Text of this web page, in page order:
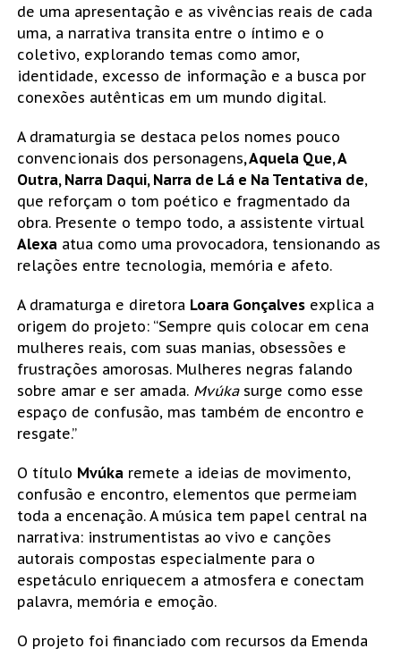
de uma apresentação e as vivências reais de cada
uma, a narrativa transita entre o íntimo e o
coletivo, explorando temas como amor,
identidade, excesso de informação e a busca por
conexões autênticas em um mundo digital.
A dramaturgia se destaca pelos nomes pouco
convencionais dos personagens, Aquela Que, A
Outra, Narra Daqui, Narra de Lá e Na Tentativa de,
que reforçam o tom poético e fragmentado da
obra. Presente o tempo todo, a assistente virtual
Alexa atua como uma provocadora, tensionando as
relações entre tecnologia, memória e afeto.
A dramaturga e diretora Loara Gonçalves explica a
origem do projeto: “Sempre quis colocar em cena
mulheres reais, com suas manias, obsessões e
frustrações amorosas. Mulheres negras falando
sobre amar e ser amada. Mvúka surge como esse
espaço de confusão, mas também de encontro e
resgate.”
O título Mvúka remete a ideias de movimento,
confusão e encontro, elementos que permeiam
toda a encenação. A música tem papel central na
narrativa: instrumentistas ao vivo e canções
autorais compostas especialmente para o
espetáculo enriquecem a atmosfera e conectam
palavra, memória e emoção.
O projeto foi financiado com recursos da Emenda